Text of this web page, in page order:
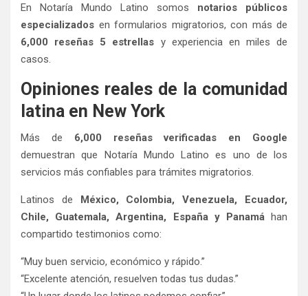
En Notaría Mundo Latino somos notarios públicos
especializados en formularios migratorios, con más de
6,000 reseñas 5 estrellas y experiencia en miles de
casos.
Opiniones reales de la comunidad
latina en New York
Más de 6,000 reseñas verificadas en Google
demuestran que Notaría Mundo Latino es uno de los
servicios más confiables para trámites migratorios.
Latinos de México, Colombia, Venezuela, Ecuador,
Chile, Guatemala, Argentina, España y Panamáhan
compartido testimonios como:
“Muy buen servicio, económico y rápido.”
“Excelente atención, resuelven todas tus dudas.”